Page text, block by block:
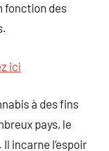
fonction des
ici
à des fins
pays, le
incarne l’espoir